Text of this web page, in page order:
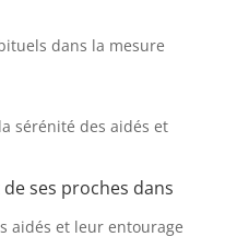
dans la mesure
sérénité des aidés et
ses proches dans
aidés et leur entourage